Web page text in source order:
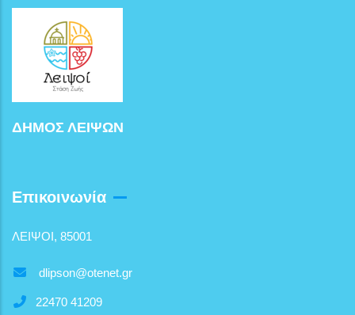
ΔΗΜΟΣ ΛΕΙΨΩΝ
Επικοινωνία
ΛΕΙΨΟΙ, 85001
dlipson@otenet.gr
22470 41209